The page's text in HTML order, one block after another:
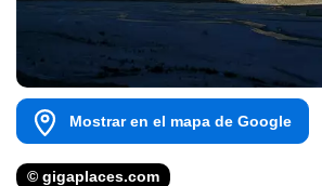
Mostrar en el mapa de Google
© gigaplaces.com